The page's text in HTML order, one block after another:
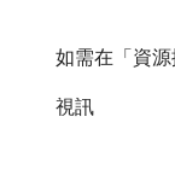
如需在「資
視訊